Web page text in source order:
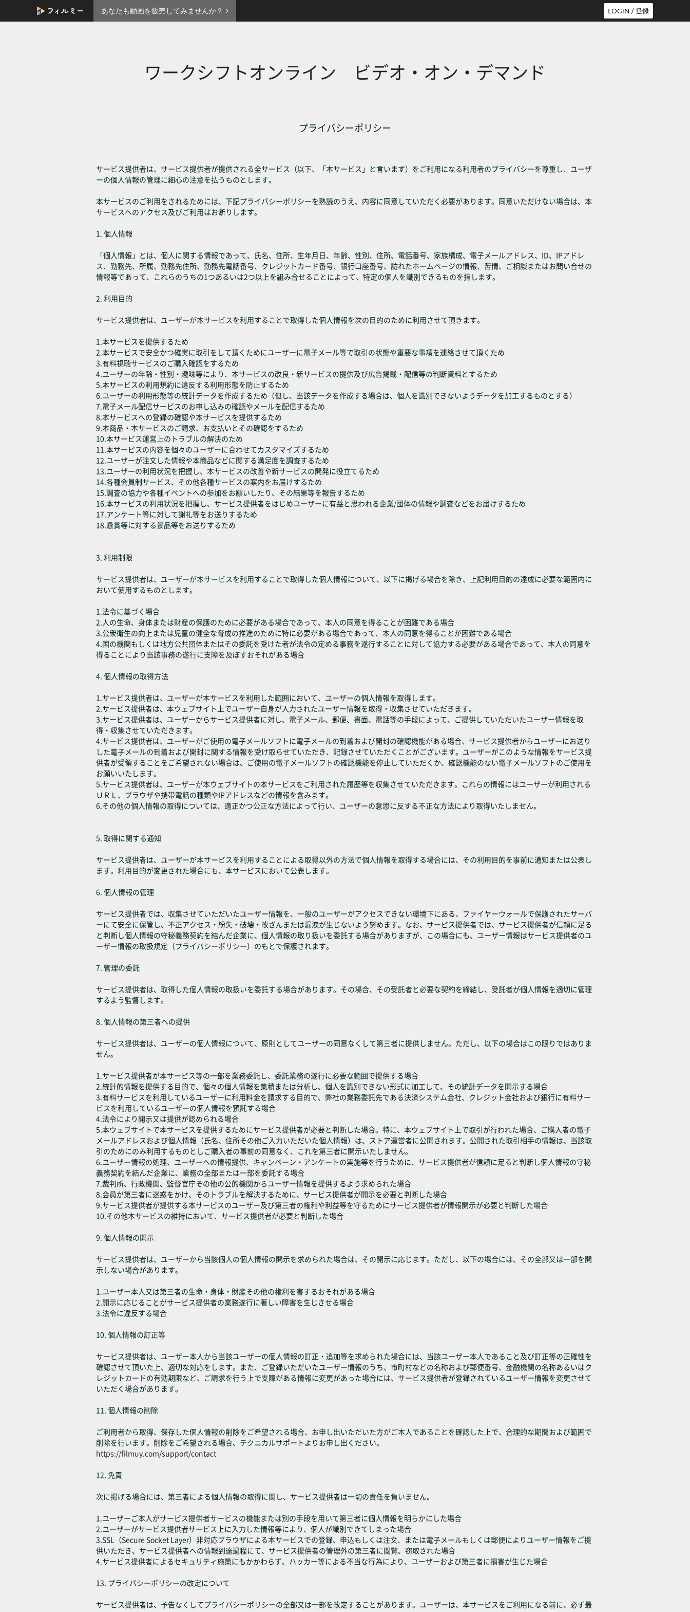
あなたも動画を販売してみませんか？ LOGIN / 登録
ワークシフトオンライン ビデオ・オン・デマンド
プライバシーポリシー
サービス提供者は、サービス提供者が提供される全サービス（以下、「本サービス」と言います）をご利用になる利用者のプライバシーを尊重し、ユーザ
ーの個人情報の管理に細心の注意を払うものとします。
本サービスのご利用をされるためには、下記プライバシーポリシーを熟読のうえ、内容に同意していただく必要があります。同意いただけない場合は、本
サービスへのアクセス及びご利用はお断りします。
1. 個人情報
「個人情報」とは、個人に関する情報であって、氏名、住所、生年月日、年齢、性別、住所、電話番号、家族構成、電子メールアドレス、ID、IPアドレ
ス、勤務先、所属、勤務先住所、勤務先電話番号、クレジットカード番号、銀行口座番号、訪れたホームページの情報、苦情、ご相談またはお問い合せの
情報等であって、これらのうちの1つあるいは2つ以上を組み合せることによって、特定の個人を識別できるものを指します。
2. 利用目的
サービス提供者は、ユーザーが本サービスを利用することで取得した個人情報を次の目的のために利用させて頂きます。
1.本サービスを提供するため
2.本サービスで安全かつ確実に取引をして頂くためにユーザーに電子メール等で取引の状態や重要な事項を連絡させて頂くため
3.有料視聴サービスのご購入確認をするため
4.ユーザーの年齢・性別・趣味等により、本サービスの改良・新サービスの提供及び広告掲載・配信等の判断資料とするため
5.本サービスの利用規約に違反する利用形態を防止するため
6.ユーザーの利用形態等の統計データを作成するため（但し、当該データを作成する場合は、個人を識別できないようデータを加工するものとする）
7.電子メール配信サービスのお申し込みの確認やメールを配信するため
8.本サービスへの登録の確認や本サービスを提供するため
9.本商品・本サービスのご請求、お支払いとその確認をするため
10.本サービス運営上のトラブルの解決のため
11.本サービスの内容を個々のユーザーに合わせてカスタマイズするため
12.ユーザーが注文した情報や本商品などに関する満足度を調査するため
13.ユーザーの利用状況を把握し、本サービスの改善や新サービスの開発に役立てるため
14.各種会員制サービス、その他各種サービスの案内をお届けするため
15.調査の協力や各種イベントへの参加をお願いしたり、その結果等を報告するため
16.本サービスの利用状況を把握し、サービス提供者をはじめユーザーに有益と思われる企業/団体の情報や調査などをお届けするため
17.アンケート等に対して謝礼等をお送りするため
18.懸賞等に対する景品等をお送りするため
3. 利用制限
サービス提供者は、ユーザーが本サービスを利用することで取得した個人情報について、以下に掲げる場合を除き、上記利用目的の達成に必要な範囲内に
おいて使用するものとします。
1.法令に基づく場合
2.人の生命、身体または財産の保護のために必要がある場合であって、本人の同意を得ることが困難である場合
3.公衆衛生の向上または児童の健全な育成の推進のために特に必要がある場合であって、本人の同意を得ることが困難である場合
4.国の機関もしくは地方公共団体またはその委託を受けた者が法令の定める事務を遂行することに対して協力する必要がある場合であって、本人の同意を
得ることにより当該事務の遂行に支障を及ぼすおそれがある場合
4. 個人情報の取得方法
1.サービス提供者は、ユーザーが本サービスを利用した範囲において、ユーザーの個人情報を取得します。
2.サービス提供者は、本ウェブサイト上でユーザー自身が入力されたユーザー情報を取得・収集させていただきます。
3.サービス提供者は、ユーザーからサービス提供者に対し、電子メール、郵便、書面、電話等の手段によって、ご提供していただいたユーザー情報を取
得・収集させていただきます。
4.サービス提供者は、ユーザーがご使用の電子メールソフトに電子メールの到着および開封の確認機能がある場合、サービス提供者からユーザーにお送り
した電子メールの到着および開封に関する情報を受け取らせていただき、記録させていただくことがございます。ユーザーがこのような情報をサービス提
供者が受領することをご希望されない場合は、ご使用の電子メールソフトの確認機能を停止していただくか、確認機能のない電子メールソフトのご使用を
お願いいたします。
5.サービス提供者は、ユーザーが本ウェブサイトの本サービスをご利用された履歴等を収集させていただきます。これらの情報にはユーザーが利用される
ＵＲＬ、ブラウザや携帯電話の種類やIPアドレスなどの情報を含みます。
6.その他の個人情報の取得については、適正かつ公正な方法によって行い、ユーザーの意思に反する不正な方法により取得いたしません。
5. 取得に関する通知
サービス提供者は、ユーザーが本サービスを利用することによる取得以外の方法で個人情報を取得する場合には、その利用目的を事前に通知または公表し
ます。利用目的が変更された場合にも、本サービスにおいて公表します。
6. 個人情報の管理
サービス提供者では、収集させていただいたユーザー情報を、一般のユーザーがアクセスできない環境下にある、ファイヤーウォールで保護されたサーバ
ーにて安全に保管し、不正アクセス・紛失・破壊・改ざんまたは漏洩が生じないよう努めます。なお、サービス提供者では、サービス提供者が信頼に足る
と判断し個人情報の守秘義務契約を結んだ企業に、個人情報の取り扱いを委託する場合がありますが、この場合にも、ユーザー情報はサービス提供者のユ
ーザー情報の取扱規定（プライバシーポリシー）のもとで保護されます。
7. 管理の委託
サービス提供者は、取得した個人情報の取扱いを委託する場合があります。その場合、その受託者と必要な契約を締結し、受託者が個人情報を適切に管理
するよう監督します。
8. 個人情報の第三者への提供
サービス提供者は、ユーザーの個人情報について、原則としてユーザーの同意なくして第三者に提供しません。ただし、以下の場合はこの限りではありま
せん。
1.サービス提供者が本サービス等の一部を業務委託し、委託業務の遂行に必要な範囲で提供する場合
2.統計的情報を提供する目的で、個々の個人情報を集積または分析し、個人を識別できない形式に加工して、その統計データを開示する場合
3.有料サービスを利用しているユーザーに利用料金を請求する目的で、弊社の業務委託先である決済システム会社、クレジット会社および銀行に有料サー
ビスを利用しているユーザーの個人情報を預託する場合
4.法令により開示又は提供が認められる場合
5.本ウェブサイトで本サービスを提供するためにサービス提供者が必要と判断した場合。特に、本ウェブサイト上で取引が行われた場合、ご購入者の電子
メールアドレスおよび個人情報（氏名、住所その他ご入力いただいた個人情報）は、ストア運営者に公開されます。公開された取引相手の情報は、当該取
引のためにのみ利用するものとしご購入者の事前の同意なく、これを第三者に開示いたしません。
6.ユーザー情報の処理、ユーザーへの情報提供、キャンペーン・アンケートの実施等を行うために、サービス提供者が信頼に足ると判断し個人情報の守秘
義務契約を結んだ企業に、業務の全部または一部を委託する場合
7.裁判所、行政機関、監督官庁その他の公的機関からユーザー情報を提供するよう求められた場合
8.会員が第三者に迷惑をかけ、そのトラブルを解決するために、サービス提供者が開示を必要と判断した場合
9.サービス提供者が提供する本サービスのユーザー及び第三者の権利や利益等を守るためにサービス提供者が情報開示が必要と判断した場合
10.その他本サービスの維持において、サービス提供者が必要と判断した場合
9. 個人情報の開示
サービス提供者は、ユーザーから当該個人の個人情報の開示を求められた場合は、その開示に応じます。ただし、以下の場合には、その全部又は一部を開
示しない場合があります。
1.ユーザー本人又は第三者の生命・身体・財産その他の権利を害するおそれがある場合
2.開示に応じることがサービス提供者の業務遂行に著しい障害を生じさせる場合
3.法令に違反する場合
10. 個人情報の訂正等
サービス提供者は、ユーザー本人から当該ユーザーの個人情報の訂正・追加等を求められた場合には、当該ユーザー本人であること及び訂正等の正確性を
確認させて頂いた上、適切な対応をします。また、ご登録いただいたユーザー情報のうち、市町村などの名称および郵便番号、金融機関の名称あるいはク
レジットカードの有効期限など、ご請求を行う上で支障がある情報に変更があった場合には、サービス提供者が登録されているユーザー情報を変更させて
いただく場合があります。
11. 個人情報の削除
ご利用者から取得、保存した個人情報の削除をご希望される場合、お申し出いただいた方がご本人であることを確認した上で、合理的な期間および範囲で
削除を行います。削除をご希望される場合、テクニカルサポートよりお申し出ください。
https://filmuy.com/support/contact
12. 免責
次に掲げる場合には、第三者による個人情報の取得に関し、サービス提供者は一切の責任を負いません。
1.ユーザーご本人がサービス提供者サービスの機能または別の手段を用いて第三者に個人情報を明らかにした場合
2.ユーザーがサービス提供者サービス上に入力した情報等により、個人が識別できてしまった場合
3.SSL（Secure Socket Layer）非対応ブラウザによる本サービスでの登録、申込もしくは注文、または電子メールもしくは郵便によりユーザー情報をご提
供いただき、サービス提供者への情報到達過程にて、サービス提供者の管理外の第三者に閲覧、窃取された場合
4.サービス提供者によるセキュリティ施策にもかかわらず、ハッカー等による不当な行為により、ユーザーおよび第三者に損害が生じた場合
13. プライバシーポリシーの改定について
サービス提供者は、予告なくしてプライバシーポリシーの全部又は一部を改定することがあります。ユーザーは、本サービスをご利用になる前に、必ず最